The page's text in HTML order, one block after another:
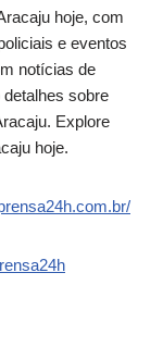
hoje, com
e eventos
notícias de
sobre
Explore
hoje.